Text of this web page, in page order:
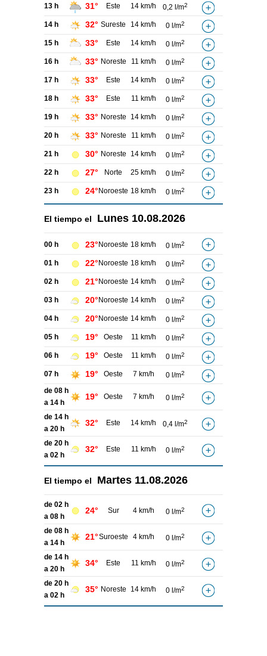
13 h 31° Este 14 km/h 0,2 l/m2
14 h 32° Sureste 14 km/h 0 l/m2
15 h 33° Este 14 km/h 0 l/m2
16 h 33° Noreste 11 km/h 0 l/m2
17 h 33° Este 14 km/h 0 l/m2
18 h 33° Este 11 km/h 0 l/m2
19 h 33° Noreste 14 km/h 0 l/m2
20 h 33° Noreste 11 km/h 0 l/m2
21 h 30° Noreste 14 km/h 0 l/m2
22 h 27° Norte 25 km/h 0 l/m2
23 h 24° Noroeste 18 km/h 0 l/m2
El tiempo el Lunes 10.08.2026
00 h 23° Noroeste 18 km/h 0 l/m2
01 h 22° Noroeste 18 km/h 0 l/m2
02 h 21° Noroeste 14 km/h 0 l/m2
03 h 20° Noroeste 14 km/h 0 l/m2
04 h 20° Noroeste 14 km/h 0 l/m2
05 h 19° Oeste 11 km/h 0 l/m2
06 h 19° Oeste 11 km/h 0 l/m2
07 h 19° Oeste 7 km/h 0 l/m2
de 08 h
a 14 h
19° Oeste 7 km/h 0 l/m2
de 14 h
a 20 h
32° Este 14 km/h 0,4 l/m2
de 20 h
a 02 h
32° Este 11 km/h 0 l/m2
El tiempo el Martes 11.08.2026
de 02 h
a 08 h
24° Sur 4 km/h 0 l/m2
de 08 h
a 14 h
21°Suroeste 4 km/h 0 l/m2
de 14 h
a 20 h
34° Este 11 km/h 0 l/m2
de 20 h
a 02 h
35° Noreste 14 km/h 0 l/m2